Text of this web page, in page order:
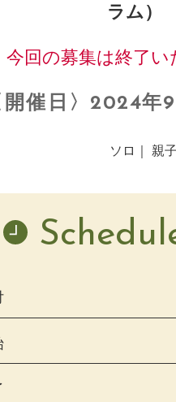
ラム）
今回の募集は終了い
開催日〉2024年
ソロ｜ 親子